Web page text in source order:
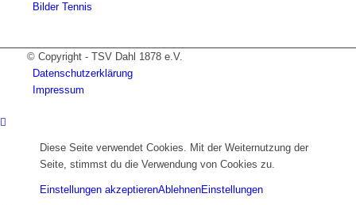
Bilder Tennis
© Copyright - TSV Dahl 1878 e.V.
Datenschutzerklärung
Impressum
Diese Seite verwendet Cookies. Mit der Weiternutzung der
Seite, stimmst du die Verwendung von Cookies zu.
Einstellungen akzeptierenAblehnenEinstellungen